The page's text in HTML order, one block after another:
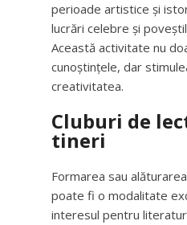
perioade artistice și
lucrări celebre și
Această activitate nu
cunoștințele, dar
creativitatea.
Cluburi de
tineri
Formarea sau
poate fi o modalitate
interesul pentru